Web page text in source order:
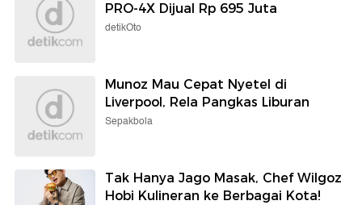
PRO-4X Dijual Rp 695 Juta
detikOto
Munoz Mau Cepat Nyetel di
Liverpool, Rela Pangkas Liburan
Sepakbola
Tak Hanya Jago Masak, Chef Wilgoz
Hobi Kulineran ke Berbagai Kota!